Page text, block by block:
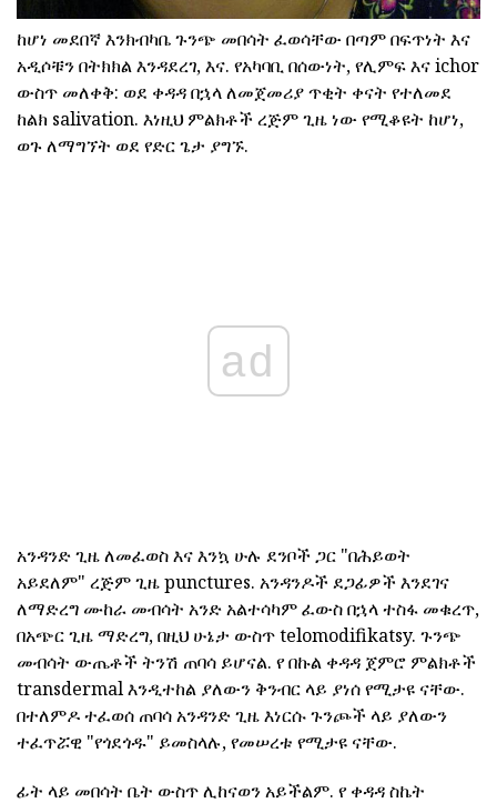
ከሆነ መደበኛ እንክብካቤ ጉንጭ መበሳት ፈወሳቸው በጣም በፍጥነት እና
አዲሶቹን በትክክል እንዳደረገ, እና. የአካባቢ በሰውነት, የሊምፍ እና ichor
ውስጥ መለቀቅ: ወደ ቀዳዳ በኋላ ለመጀመሪያ ጥቂት ቀናት የተለመደ
ከልክ salivation. እነዚህ ምልክቶች ረጅም ጊዜ ነው የሚቆዩት ከሆነ,
ወጉ ለማግኘት ወደ የድር ጌታ ያግኙ.
ad
አንዳንድ ጊዜ ለመፈወስ እና እንኳ ሁሉ ደንቦች ጋር "በሕይወት
አይደለም" ረጅም ጊዜ punctures. አንዳንዶች ደጋፊዎች እንደገና
ለማድረግ ሙከራ መብሳት አንድ አልተሳካም ፈውስ በኋላ ተስፋ መቁረጥ,
በአጭር ጊዜ ማድረግ, በዚህ ሁኔታ ውስጥ telomodifikatsy. ጉንጭ
መብሳት ውጤቶች ትንሽ ጠባሳ ይሆናል. የ በኩል ቀዳዳ ጀምሮ ምልክቶች
transdermal እንዲተከል ያለውን ቅንብር ላይ ያነሰ የሚታዩ ናቸው.
በተለምዶ ተፈወሰ ጠባሳ አንዳንድ ጊዜ እነርሱ ጉንጮች ላይ ያለውን
ተፈጥሯዊ "የጎደጎዱ" ይመስላሉ, የመሠረቱ የሚታዩ ናቸው.
ፊት ላይ መበሳት ቤት ውስጥ ሊከናወን አይችልም. የ ቀዳዳ ስኬት